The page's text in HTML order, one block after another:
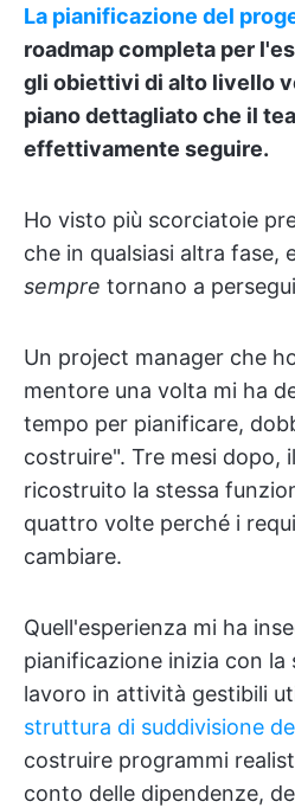
La pianificazione del
roadmap completa per
gli obiettivi di alto livello
piano dettagliato che il
effettivamente seguire.
Ho visto più scorciatoie
che in qualsiasi altra fase,
sempre tornano a
Un project manager che
mentore una volta mi ha
tempo per pianificare,
costruire". Tre mesi dopo,
ricostruito la stessa
quattro volte perché i
cambiare.
Quell'esperienza mi ha
pianificazione inizia con la
lavoro in attività gestibili
struttura di suddivisione
costruire programmi
conto delle dipendenze,